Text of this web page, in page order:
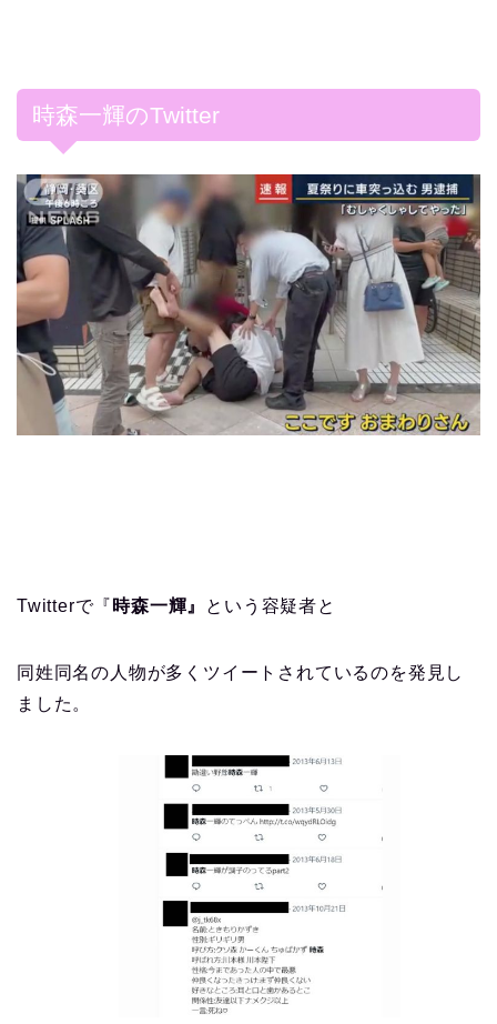
時森一輝のTwitter
Twitterで『 時森一輝』 という容疑者と
同姓同名の人物が多くツイートされているのを発見し
ました。